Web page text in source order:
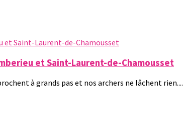
et Saint-Laurent-de-Chamousset
à grands pas et nos archers ne lâchent rien....